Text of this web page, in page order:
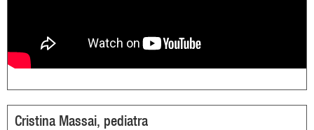
Cristina Massai, pediatra